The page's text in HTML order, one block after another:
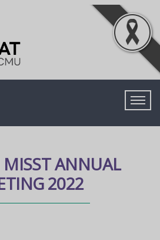
MISST ANNUAL
2022